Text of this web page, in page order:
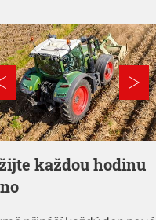
každou hodinu